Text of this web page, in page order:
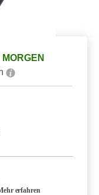
erfahren